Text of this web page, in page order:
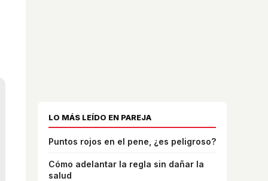
LO MÁS LEÍDO EN PAREJA
Puntos rojos en el pene, ¿es peligroso?
Cómo adelantar la regla sin dañar la
salud